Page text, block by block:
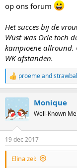
op ons forum
Het succes bij de
Wüst was Orie toch
kampioene allround.
WK afstanden.
R
e
c
t
i
s
:
proemeand
Monique
Well-Known
19 dec 2017
Elina zei: